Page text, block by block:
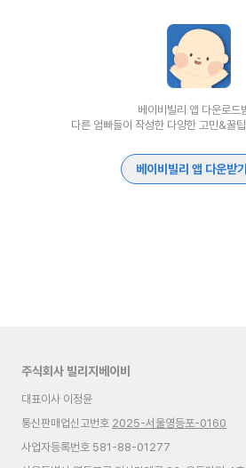
베이비빌리 앱 다운로드
다른 엄빠들이 작성한 다양한 고민&꿀
베이비빌리 앱 다운받기
주식회사 빌리지베이비
대표이사 이정윤
통신판매업신고번호 2025-서울영등포-0160
사업자등록번호 581-88-01277